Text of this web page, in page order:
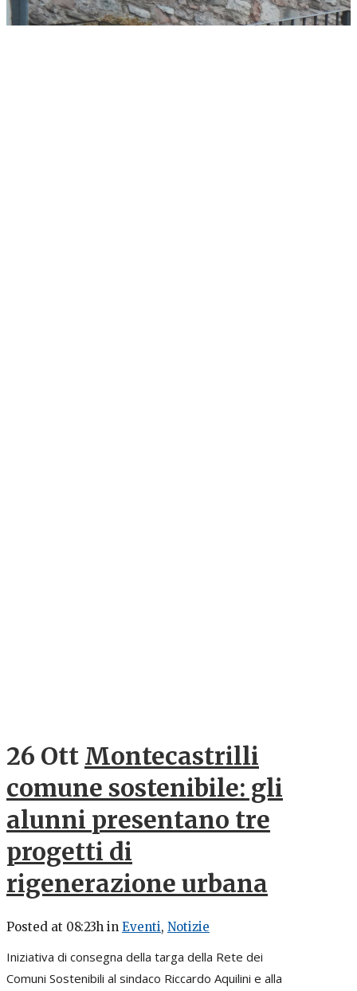
26 Ott Montecastrilli
comune sostenibile: gli
alunni presentano tre
progetti di
rigenerazione urbana
Posted at 08:23h in Eventi, Notizie
Iniziativa di consegna della targa della Rete dei
Comuni Sostenibili al sindaco Riccardo Aquilini e alla